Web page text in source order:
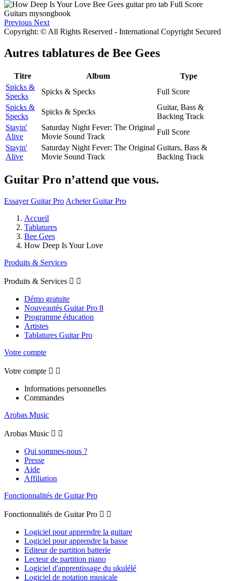
Previous Next
Copyright: © All Rights Reserved - International Copyright Secured
Autres tablatures de Bee Gees
Titre Album
Type
Spicks &
Specks
Spicks & Specks
Full Score
Spicks &
Specks
Spicks & Specks
Guitar, Bass &
Backing Track
Stayin'
Alive
Saturday Night Fever: The Original
Movie Sound Track
Full Score
Stayin'
Alive
Saturday Night Fever: The Original
Movie Sound Track
Guitars, Bass &
Backing Track
Guitar Pro n’attend que vous.
Essayer Guitar Pro Acheter Guitar Pro
Accueil
Tablatures
Bee Gees
How Deep Is Your Love
Produits & Services
Produits & Services  
Démo gratuite
Nouveautés Guitar Pro 8
Programme éducation
Artistes
Tablatures Guitar Pro
Votre compte
Votre compte  
Informations personnelles
Commandes
Arobas Music
Arobas Music  
Qui sommes-nous ?
Presse
Aide
Affiliation
Fonctionnalités de Guitar Pro
Fonctionnalités de Guitar Pro  
Logiciel pour apprendre la guitare
Logiciel pour apprendre la basse
Editeur de partition batterie
Lecteur de partition piano
Logiciel d'apprentissage du ukulélé
Logiciel de notation musicale